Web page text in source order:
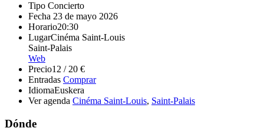
Tipo Concierto
Fecha 23 de mayo 2026
Horario20:30
LugarCinéma Saint-Louis
Saint-Palais
Web
Precio12 / 20 €
Entradas Comprar
IdiomaEuskera
Ver agenda Cinéma Saint-Louis, Saint-Palais
Dónde